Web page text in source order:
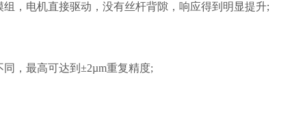
电机直接驱动，没有丝杆背隙，响应得到明显提升;
，最高可达到±2µm重复精度;